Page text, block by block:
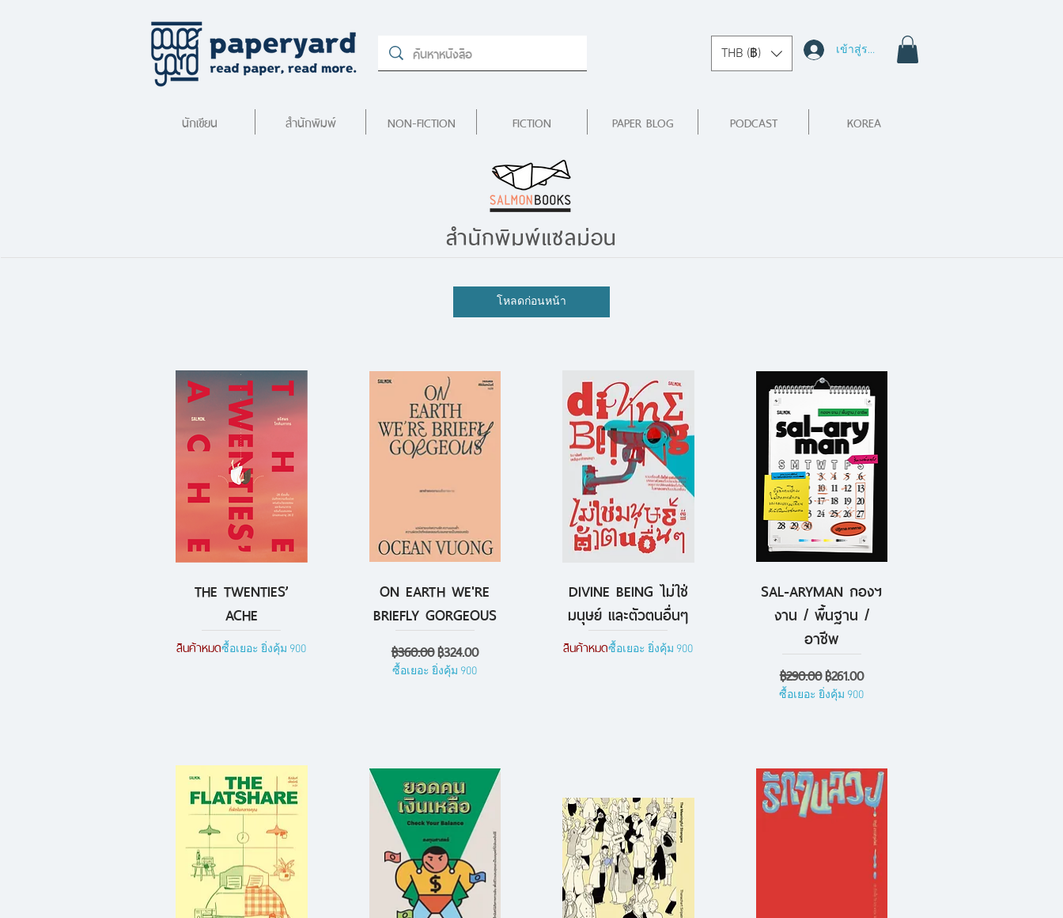
THB (฿) เข้าสู่ระบบ
นักเขียน สำนักพิมพ์ NON-FICTION FICTION PAPER BLOG PODCAST KOREA
สำนักพิมพ์แซลม่อน
โหลดก่อนหน้า
ดูข้อมูลด่วน
THE TWENTIES’
ACHE
สินค้าหมดซื้อเยอะ ยิ่งคุ้ม 900
ดูข้อมูลด่วน
ON EARTH WE'RE
BRIEFLY GORGEOUS
ราคาปกติ
฿360.00ราคาขายลด
฿324.00
ซื้อเยอะ ยิ่งคุ้ม 900
ดูข้อมูลด่วน
DIVINE BEING ไม่ใช่
มนุษย์ และตัวตนอื่นๆ
สินค้าหมดซื้อเยอะ ยิ่งคุ้ม 900
ดูข้อมูลด่วน
SAL-ARYMAN กองฯ
งาน / พื้นฐาน /
อาชีพ
ราคาปกติ
฿290.00ราคาขายลด
฿261.00
ซื้อเยอะ ยิ่งคุ้ม 900